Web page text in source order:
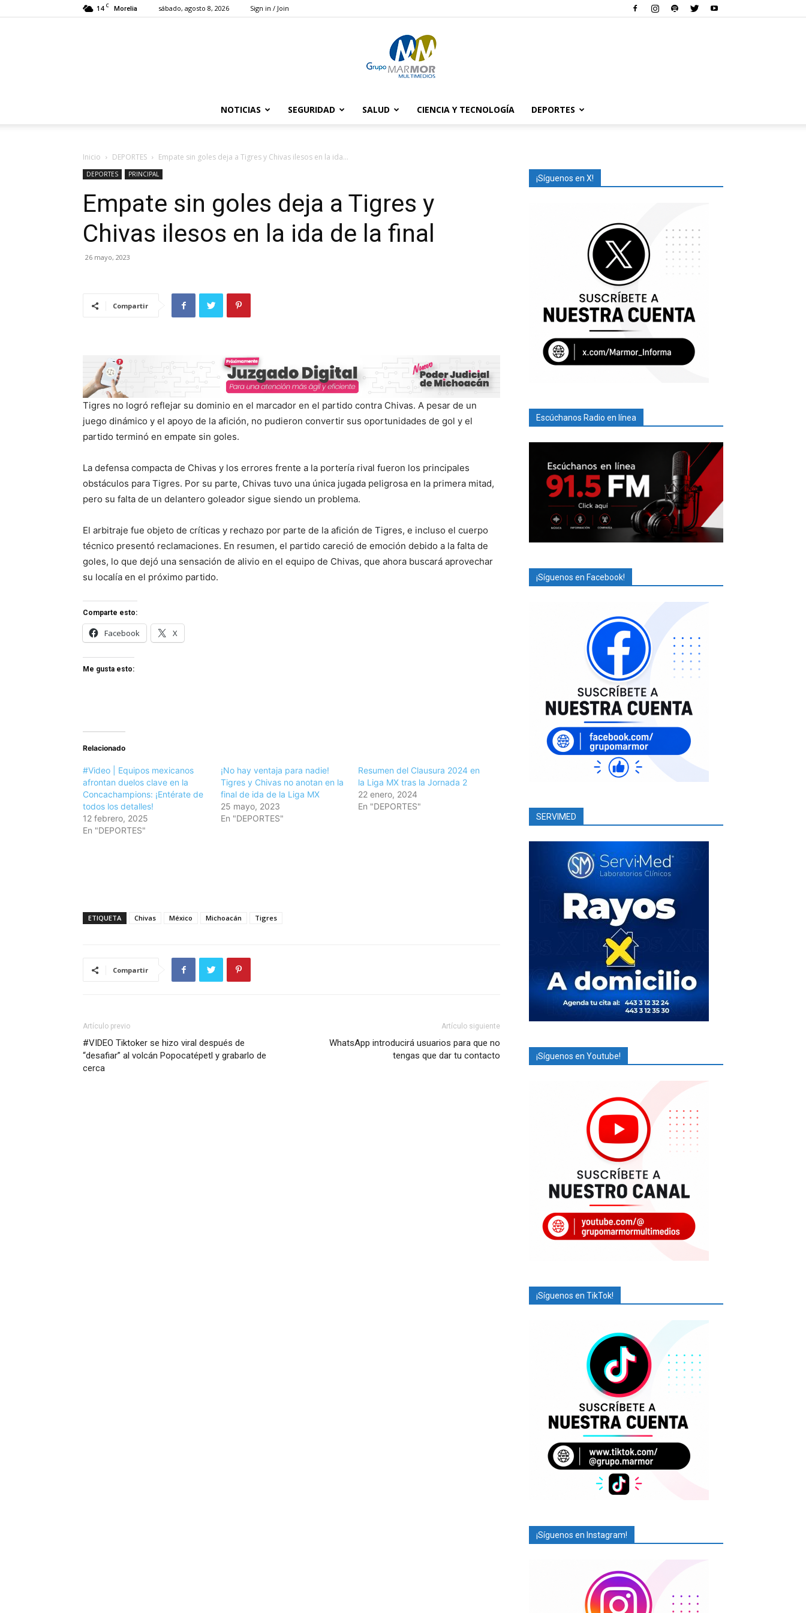
14 C Morelia sábado, agosto 8, 2026 Sign in / Join
Marmor
NOTICIAS SEGURIDAD SALUD CIENCIA Y TECNOLOGÍA DEPORTES
Inicio DEPORTES Empate sin goles deja a Tigres y Chivas ilesos en la ida...
DEPORTES PRINCIPAL
Empate sin goles deja a Tigres y
Chivas ilesos en la ida de la final
26 mayo, 2023
Compartir
Tigres no logró reflejar su dominio en el marcador en el partido contra Chivas. A pesar de un
juego dinámico y el apoyo de la afición, no pudieron convertir sus oportunidades de gol y el
partido terminó en empate sin goles.
La defensa compacta de Chivas y los errores frente a la portería rival fueron los principales
obstáculos para Tigres. Por su parte, Chivas tuvo una única jugada peligrosa en la primera mitad,
pero su falta de un delantero goleador sigue siendo un problema.
El arbitraje fue objeto de críticas y rechazo por parte de la afición de Tigres, e incluso el cuerpo
técnico presentó reclamaciones. En resumen, el partido careció de emoción debido a la falta de
goles, lo que dejó una sensación de alivio en el equipo de Chivas, que ahora buscará aprovechar
su localía en el próximo partido.
Comparte esto:
Facebook X
Me gusta esto:
Relacionado
#Video | Equipos mexicanos
afrontan duelos clave en la
Concachampions: ¡Entérate de
todos los detalles!
12 febrero, 2025
En "DEPORTES"
¡No hay ventaja para nadie!
Tigres y Chivas no anotan en la
final de ida de la Liga MX
25 mayo, 2023
En "DEPORTES"
Resumen del Clausura 2024 en
la Liga MX tras la Jornada 2
22 enero, 2024
En "DEPORTES"
ETIQUETA Chivas México Michoacán Tigres
Compartir
Artículo previo
#VIDEO Tiktoker se hizo viral después de
“desafiar” al volcán Popocatépetl y grabarlo de
cerca
Artículo siguiente
WhatsApp introducirá usuarios para que no
tengas que dar tu contacto
¡Síguenos en X!
Escúchanos Radio en línea
¡Síguenos en Facebook!
SERVIMED
¡Síguenos en Youtube!
¡Síguenos en TikTok!
¡Síguenos en Instagram!